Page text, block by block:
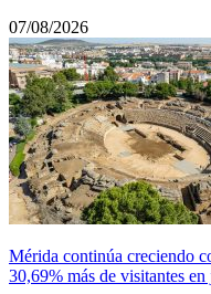
07/08/2026
Mérida continúa creciendo
30,69% más de visitantes